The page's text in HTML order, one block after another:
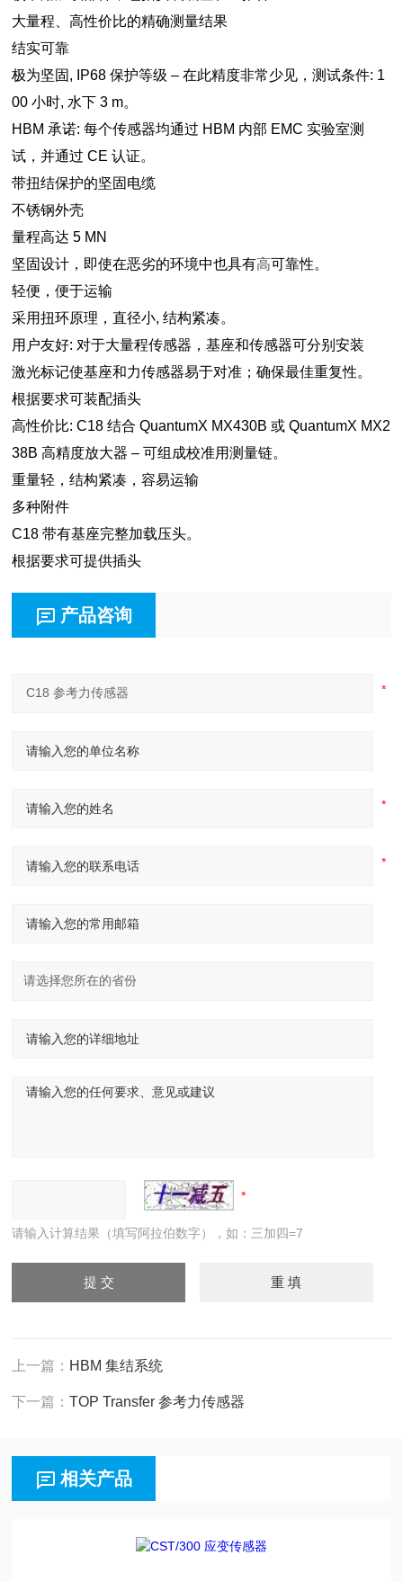
大量程、高性价比的精确测量结果
结实可靠
极为坚固, IP68 保护等级 – 在此精度非常少见，测试条件: 1
00 小时, 水下 3 m。
HBM 承诺: 每个传感器均通过 HBM 内部 EMC 实验室测
试，并通过 CE 认证。
带扭结保护的坚固电缆
不锈钢外壳
量程高达 5 MN
坚固设计，即使在恶劣的环境中也具有高可靠性。
轻便，便于运输
采用扭环原理，直径小, 结构紧凑。
用户友好: 对于大量程传感器，基座和传感器可分别安装
激光标记使基座和力传感器易于对准；确保最佳重复性。
根据要求可装配插头
高性价比: C18 结合 QuantumX MX430B 或 QuantumX MX2
38B 高精度放大器 – 可组成校准用测量链。
重量轻，结构紧凑，容易运输
多种附件
C18 带有基座完整加载压头。
根据要求可提供插头
产品咨询
请输入计算结果（填写阿拉伯数字），如：三加四=7
上一篇： HBM 集结系统
下一篇：TOP Transfer 参考力传感器
相关产品